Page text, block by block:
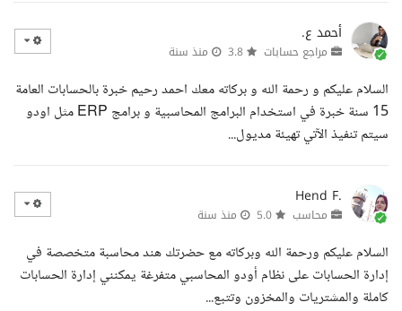
أحمد ع.
مراجع حسابات منذ سنة
السلام عليكم و رحمة الله و بركاته معك احمد رحيم خبرة بالحسابات العامة
15 سنة خبرة في استخدام البرامج المحاسبية و برامج ERP مثل اودو
سيتم تنفيذ الآتي تهيئة مديول...
Hend F.
محاسب منذ سنة
السلام عليكم ورحمة الله وبركاته مع حضرتك هند محاسبة متخصصة في
إدارة الحسابات على نظام أودو المحاسبي متفرغة يمكنني إدارة الحسابات
كاملة والمشتريات والمخزون وتتبع...